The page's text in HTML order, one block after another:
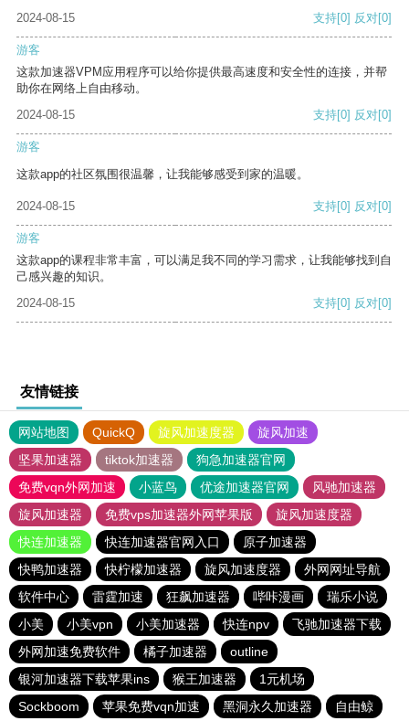
2024-08-15
支持[0] 反对[0]
游客
这款加速器VPM应用程序可以给你提供最高速度和安全性的连接，并帮
助你在网络上自由移动。
2024-08-15
支持[0] 反对[0]
游客
这款app的社区氛围很温馨，让我能够感受到家的温暖。
2024-08-15 支持[0] 反对[0]
游客
这款app的课程非常丰富，可以满足我不同的学习需求，让我能够找到自
己感兴趣的知识。
2024-08-15
支持[0] 反对[0]
友情链接
网站地图 QuickQ 旋风加速度器
旋风加速
坚果加速器
tiktok加速器
狗急加速器官网
免费vqn外网加速
小蓝鸟 优途加速器官网
风驰加速器
旋风加速器
免费vps加速器外网苹果版
旋风加速度器
快连加速器
快连加速器官网入口
原子加速器
快鸭加速器
快柠檬加速器 旋风加速度器
外网网址导航
软件中心
雷霆加速 狂飙加速器 哔咔漫画
瑞乐小说
小美
小美vpn 小美加速器 快连npv
飞驰加速器下载
外网加速免费软件
橘子加速器
outline
银河加速器下载苹果ins
猴王加速器
1元机场
Sockboom
苹果免费vqn加速 黑洞永久加速器 自由鲸